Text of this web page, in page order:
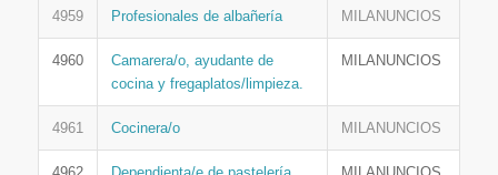
4959 Profesionales de albañería MILANUNCIOS
4960
Camarera/o, ayudante de
cocina y fregaplatos/limpieza.
MILANUNCIOS
4961 Cocinera/o MILANUNCIOS